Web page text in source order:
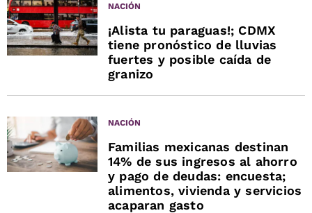
NACIÓN
¡Alista tu paraguas!; CDMX
tiene pronóstico de lluvias
fuertes y posible caída de
granizo
NACIÓN
Familias mexicanas destinan
14% de sus ingresos al ahorro
y pago de deudas: encuesta;
alimentos, vivienda y servicios
acaparan gasto